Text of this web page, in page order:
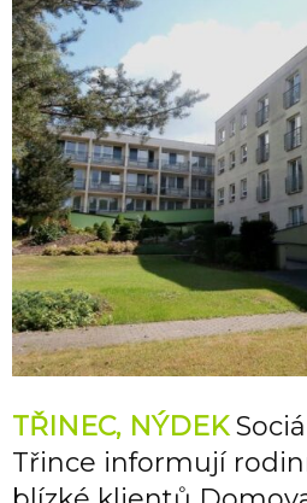
TŘINEC, NÝDEK
Třince informují